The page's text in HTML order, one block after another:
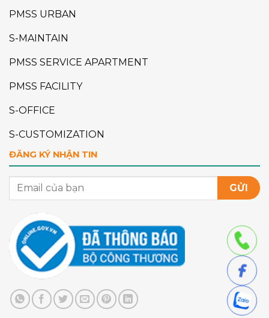
PMSS URBAN
S-MAINTAIN
PMSS SERVICE APARTMENT
PMSS FACILITY
S-OFFICE
S-CUSTOMIZATION
ĐĂNG KÝ NHẬN TIN
GỬI